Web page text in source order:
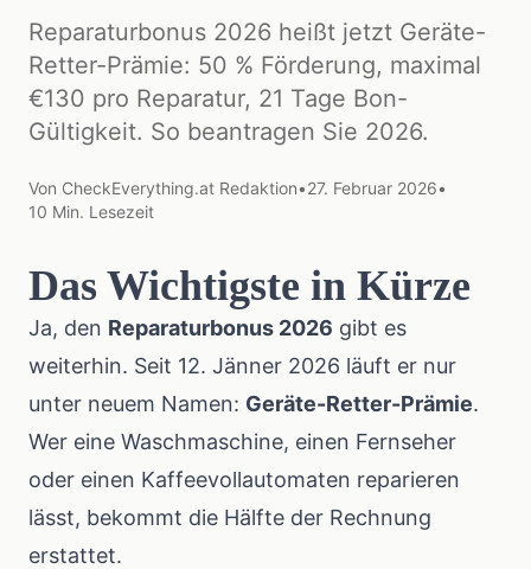
Reparaturbonus 2026 heißt jetzt Geräte-
Retter-Prämie: 50 % Förderung, maximal
€130 pro Reparatur, 21 Tage Bon-
Gültigkeit. So beantragen Sie 2026.
Von CheckEverything.at Redaktion•27. Februar 2026•
10 Min. Lesezeit
Das Wichtigste in Kürze
Ja, den Reparaturbonus 2026 gibt es
weiterhin. Seit 12. Jänner 2026 läuft er nur
unter neuem Namen: Geräte-Retter-Prämie.
Wer eine Waschmaschine, einen Fernseher
oder einen Kaffeevollautomaten reparieren
lässt, bekommt die Hälfte der Rechnung
erstattet.